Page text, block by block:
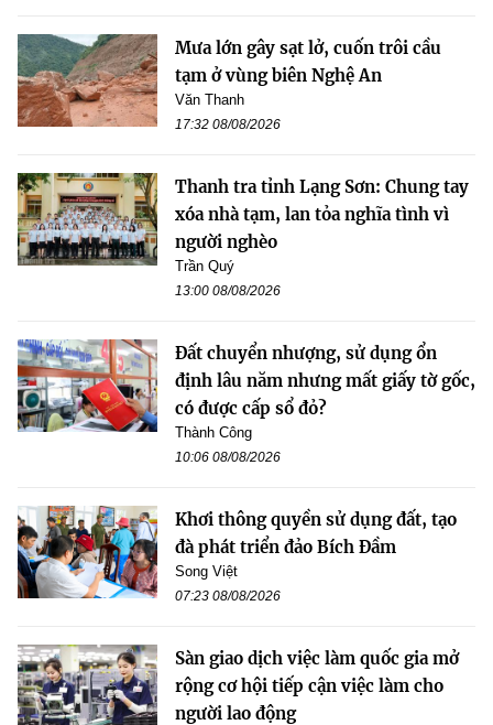
Mưa lớn gây sạt lở, cuốn trôi cầu
tạm ở vùng biên Nghệ An
Văn Thanh
17:32 08/08/2026
Thanh tra tỉnh Lạng Sơn: Chung tay
xóa nhà tạm, lan tỏa nghĩa tình vì
người nghèo
Trần Quý
13:00 08/08/2026
Đất chuyển nhượng, sử dụng ổn
định lâu năm nhưng mất giấy tờ gốc,
có được cấp sổ đỏ?
Thành Công
10:06 08/08/2026
Khơi thông quyền sử dụng đất, tạo
đà phát triển đảo Bích Đầm
Song Việt
07:23 08/08/2026
Sàn giao dịch việc làm quốc gia mở
rộng cơ hội tiếp cận việc làm cho
người lao động